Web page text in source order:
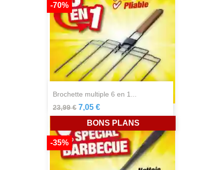
brochette multiple 6 en 1...
23,99 €
-70%
7,05 €
-35%
BONS PLANS